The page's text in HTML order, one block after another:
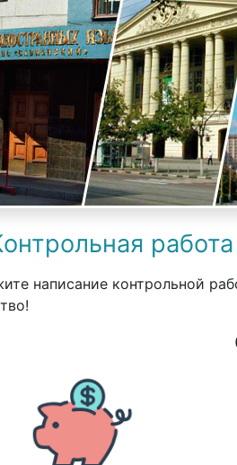
написание контрольной